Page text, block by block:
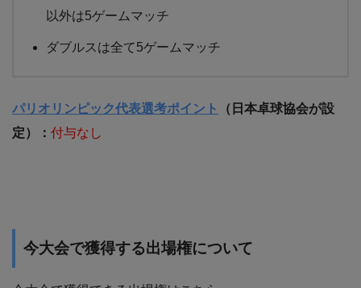
以外は5ゲームマッチ
ダブルスは全て5ゲームマッチ
パリオリンピック代表選考ポイント
（日本卓球協会が設
定）： 付与なし
今大会で獲得する出場権について